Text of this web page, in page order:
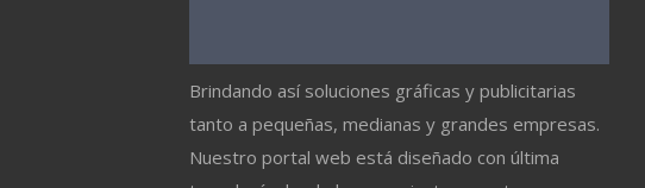
Brindando así soluciones gráficas y publicitarias
tanto a pequeñas, medianas y grandes empresas.
Nuestro portal web está diseñado con última